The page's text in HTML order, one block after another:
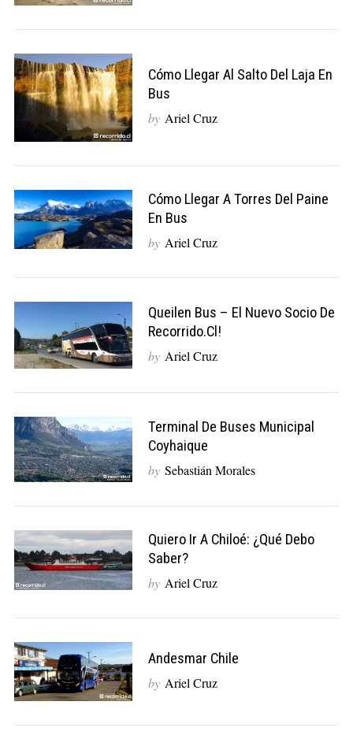
Cómo Llegar Al Salto Del Laja En
Bus
by Ariel Cruz
Cómo Llegar A Torres Del Paine
En Bus
by Ariel Cruz
Queilen Bus – El Nuevo Socio De
Recorrido.cl!
by Ariel Cruz
Terminal De Buses Municipal
Coyhaique
by Sebastián Morales
Quiero Ir A Chiloé: ¿qué Debo
Saber?
by Ariel Cruz
Andesmar Chile
by Ariel Cruz
S
r
c
h
f
r